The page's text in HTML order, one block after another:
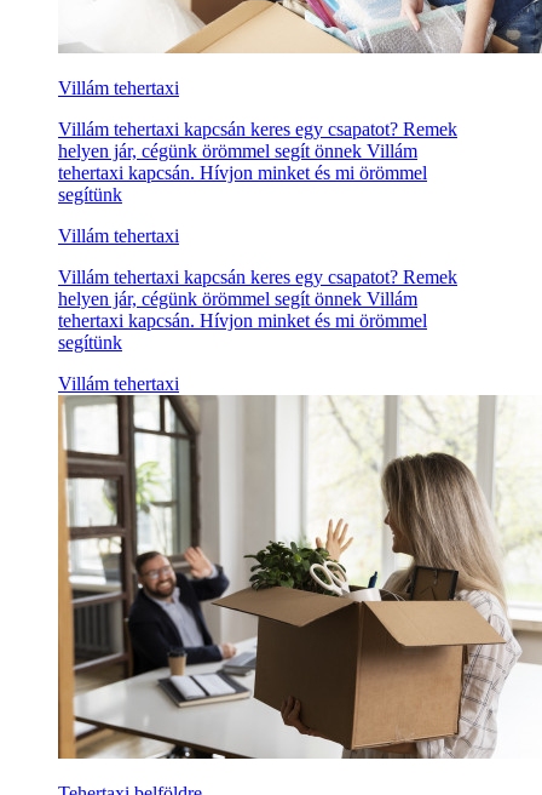
Villám tehertaxi
Villám tehertaxi kapcsán keres egy csapatot? Remek
helyen jár, cégünk örömmel segít önnek Villám
tehertaxi kapcsán. Hívjon minket és mi örömmel
segítünk
Villám tehertaxi
Villám tehertaxi kapcsán keres egy csapatot? Remek
helyen jár, cégünk örömmel segít önnek Villám
tehertaxi kapcsán. Hívjon minket és mi örömmel
segítünk
Villám tehertaxi